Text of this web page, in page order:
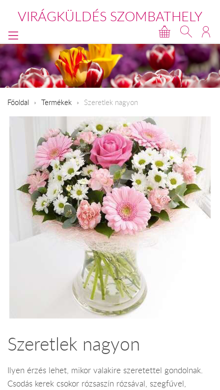
VIRÁGKÜLDÉS SZOMBATHELY
Főoldal Termékek Szeretlek nagyon
Szeretlek nagyon
Ilyen érzés lehet, mikor valakire szeretettel gondolnak.
Csodás kerek csokor rózsaszín rózsával, szegfűvel,